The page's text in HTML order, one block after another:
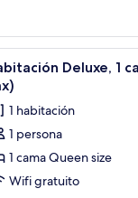
y escritorio
3
Deluxe, 1
1 habitación
1 persona
1 cama Queen size
Wifi gratuito